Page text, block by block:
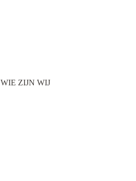
WIE ZIJN WIJ